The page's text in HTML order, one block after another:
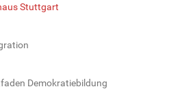
Stuttgart
Demokratiebildung